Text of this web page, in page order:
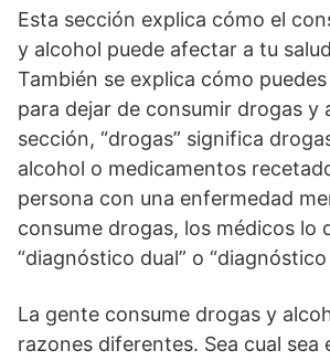
Esta sección explica cómo el
y alcohol puede afectar a tu
También se explica cómo
para dejar de consumir drogas y
sección, “drogas” significa
alcohol o medicamentos
persona con una enfermedad
consume drogas, los médicos lo
“diagnóstico dual” o
La gente consume drogas y
razones diferentes. Sea cual sea